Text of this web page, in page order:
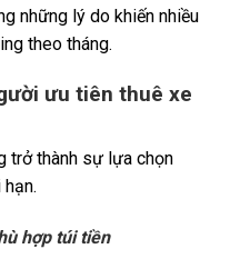
những lý do khiến nhiều
theo tháng.
ưu tiên thuê xe
trở thành sự lựa chọn
hợp túi tiền